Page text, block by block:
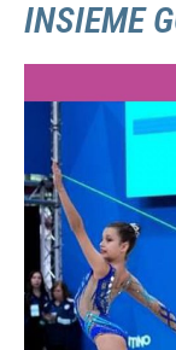
INSIEME